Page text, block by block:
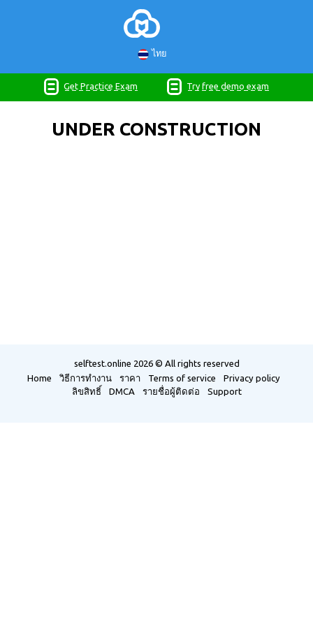
ไทย
Get Practice Exam Try free demo exam
UNDER CONSTRUCTION
selftest.online 2026 © All rights reserved
Home
วิธีการทำงาน ราคา Terms of service
Privacy policy
ลิขสิทธิ์
DMCA รายชื่อผู้ติดต่อ Support